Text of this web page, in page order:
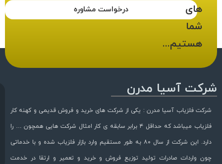
درخواست مشاوره
های
شما
هستیم...
شرکت آسیا مدرن
شرکت فلزیاب آسیا مدرن : یکی از شرکت های خرید و فروش قدیمی و کهنه کار
فلزیاب میباشد که حداقل ۴ برابر سابقه ی کار امثال شرکت هایی همچون … را
دارد. این شرکت از سال ۸۰ به طور مستقیم وارد بازار فلزیاب شده و با خدماتی
چون واردات صادرات تولید توزیع فروش و خرید و تعمیر و ارتقا در خدمت